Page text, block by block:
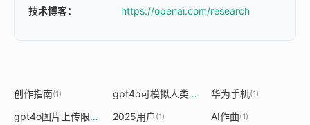
技术博客：
https://openai.com/research
创作指南(1) gpt4o可模拟人类情感 (1)
华为手机(1)
gpt4o图片上传限制 2025用户 (1) AI作曲(1)